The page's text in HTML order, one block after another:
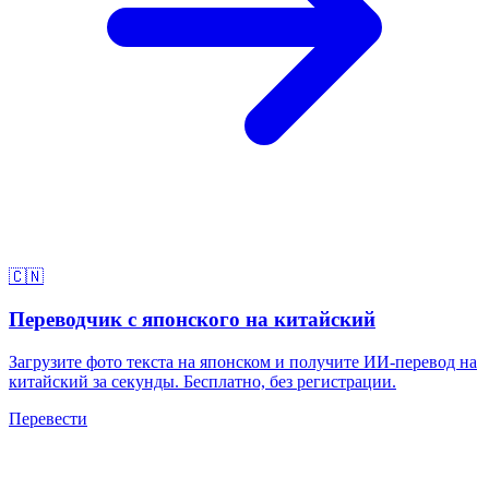
🇨🇳
Переводчик с японского на китайский
Загрузите фото текста на японском и получите ИИ-перевод на
китайский за секунды. Бесплатно, без регистрации.
Перевести